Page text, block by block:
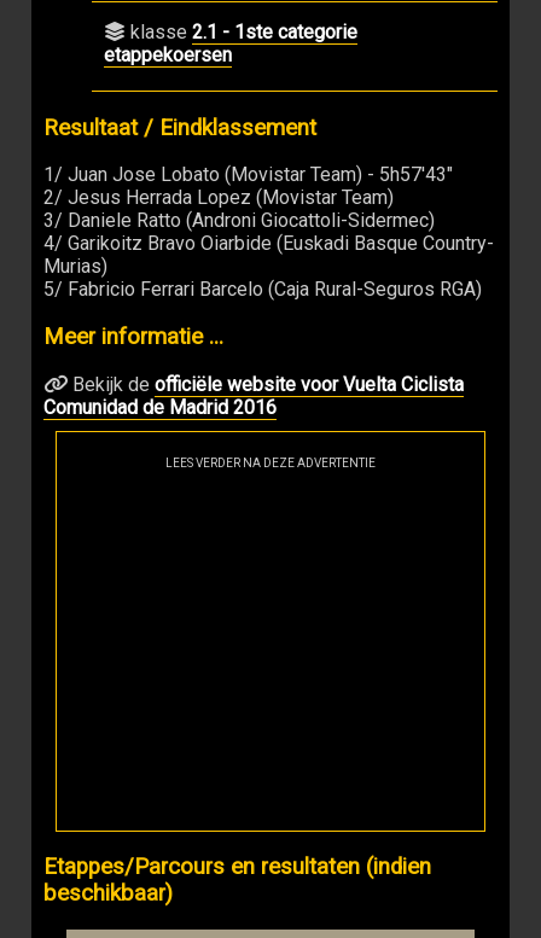
klasse 2.1 - 1ste categorie
etappekoersen
Resultaat / Eindklassement
1/ Juan Jose Lobato (Movistar Team) - 5h57'43"
2/ Jesus Herrada Lopez (Movistar Team)
3/ Daniele Ratto (Androni Giocattoli-Sidermec)
4/ Garikoitz Bravo Oiarbide (Euskadi Basque Country-
Murias)
5/ Fabricio Ferrari Barcelo (Caja Rural-Seguros RGA)
Meer informatie ...
Bekijk de officiële website voor Vuelta Ciclista
Comunidad de Madrid 2016
LEES VERDER NA DEZE ADVERTENTIE
Etappes/Parcours en resultaten (indien
beschikbaar)